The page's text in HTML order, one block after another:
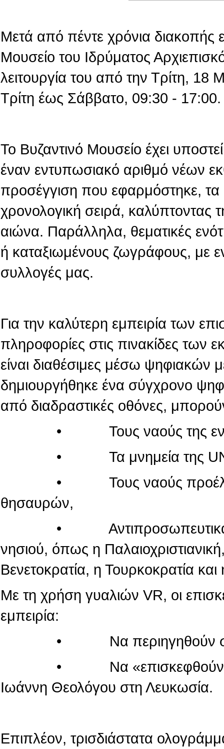
Μετά από πέντε χρόνια διακοπής
Μουσείο του Ιδρύματος
λειτουργία του από την Τρίτη,
Τρίτη έως Σάββατο, 09:30 - 17:00.
Το Βυζαντινό Μουσείο έχει υποστεί
έναν εντυπωσιακό αριθμό νέων
προσέγγιση που εφαρμόστηκε, τα
χρονολογική σειρά, καλύπτοντας
αιώνα. Παράλληλα, θεματικές
ή καταξιωμένους ζωγράφους, με
συλλογές μας.
Για την καλύτερη εμπειρία των
πληροφορίες στις πινακίδες των
είναι διαθέσιμες μέσω
δημιουργήθηκε ένα σύγχρονο
από διαδραστικές οθόνες,
• Τους ναούς της εντός
• Τα μνημεία της
• Τους ναούς
θησαυρών,
• Αντιπροσωπευτικά
νησιού, όπως η
Βενετοκρατία, η Τουρκοκρατία
Με τη χρήση γυαλιών VR, οι
εμπειρία:
• Να περιηγηθούν στον
• Να «επισκεφθούν» τον
Ιωάννη Θεολόγου στη Λευκωσία.
Επιπλέον, τρισδιάστατα